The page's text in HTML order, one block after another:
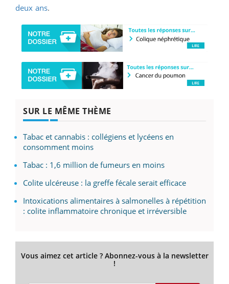
deux ans.
SUR LE MÊME THÈME
Tabac et cannabis : collégiens et lycéens en
consomment moins
Tabac : 1,6 million de fumeurs en moins
Colite ulcéreuse : la greffe fécale serait efficace
Intoxications alimentaires à salmonelles à répétition
: colite inflammatoire chronique et irréversible
Vous aimez cet article ? Abonnez-vous à la newsletter
!